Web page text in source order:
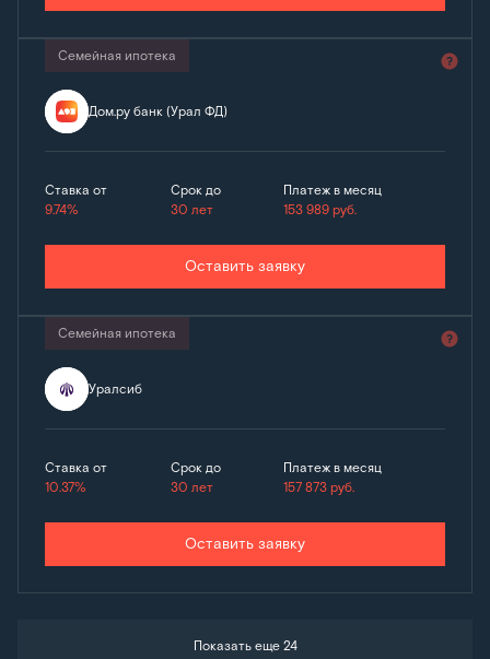
Семейная ипотека
Дом.ру банк (Урал ФД)
Ставка от
9.74%
Срок до
30 лет
Платеж в месяц
153 989руб.
Оставить заявку
Семейная ипотека
Уралсиб
Ставка от
10.37%
Срок до
30 лет
Платеж в месяц
157 873руб.
Оставить заявку
Показать еще 24